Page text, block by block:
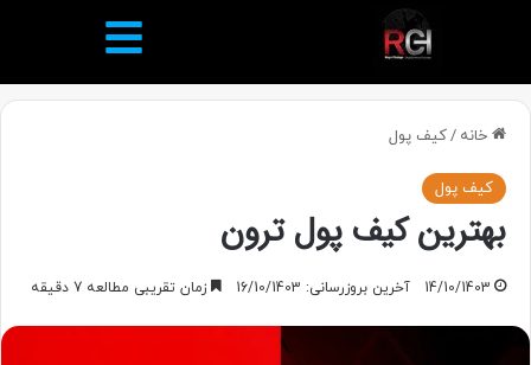
خانه /کیف پول
کیف پول
بهترین کیف پول ترون
14/10/1403 آخرین بروزرسانی: 16/10/1403 زمان تقریبی مطالعه 7 دقیقه